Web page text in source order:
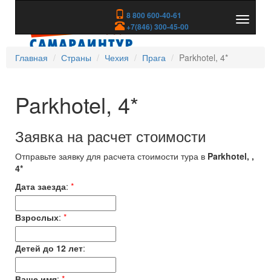
8 800 600-40-61
+7(846) 300-45-00
скрыть
Главная
Страны Чехия Прага Parkhotel, 4*
Parkhotel, 4*
Заявка на расчет стоимости
Отправьте заявку для расчета стоимости тура в Parkhotel, ,
4*
Дата заезда: *
Взрослых: *
Детей до 12 лет: